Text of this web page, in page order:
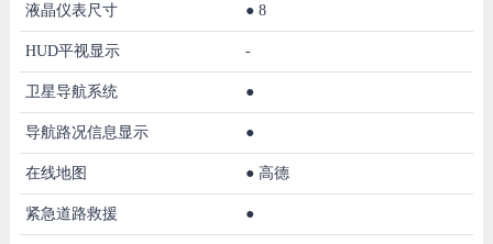
液晶仪表尺寸 ● 8
HUD平视显示 -
卫星导航系统 ●
导航路况信息显示 ●
在线地图 ● 高德
紧急道路救援 ●